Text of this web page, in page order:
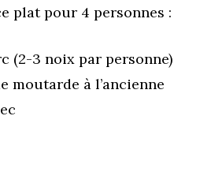
plat pour 4 personnes :
(2-3 noix par personne)
moutarde à l’ancienne